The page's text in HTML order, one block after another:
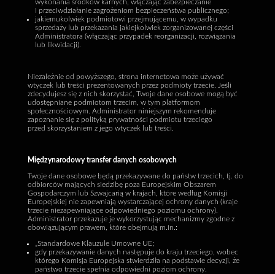
wykonania środków karnych, włączając zabezpieczanie
i przeciwdziałanie zagrożeniom bezpieczeństwa publicznego;
jakiemukolwiek podmiotowi przejmującemu, w wypadku
sprzedaży lub przekazania jakiejkolwiek zorganizowanej części
Administratora (włączając przypadek reorganizacji, rozwiązania
lub likwidacji).
Niezależnie od powyższego, strona internetowa może używać
wtyczek lub treści prezentowanych przez podmioty trzecie. Jeśli
zdecydujesz się z nich skorzystać, Twoje dane osobowe mogą być
udostępniane podmiotom trzecim, w tym platformom
społecznościowym. Administrator niniejszym rekomenduje
zapoznanie się z polityką prywatności podmiotu trzeciego
przed skorzystaniem z jego wtyczek lub treści.
Międzynarodowy transfer danych osobowych
Twoje dane osobowe będą przekazywane do państw trzecich, tj. do
odbiorców mających siedzibę poza Europejskim Obszarem
Gospodarczym lub Szwajcarią w krajach, które według Komisji
Europejskiej nie zapewniają wystarczającej ochrony danych (kraje
trzecie niezapewniające odpowiedniego poziomu ochrony).
Administrator przekazuje je wykorzystując mechanizmy zgodne z
obowiązującym prawem, które obejmują m.in.:
„Standardowe Klauzule Umowne UE;
gdy przekazywanie danych następuje do kraju trzeciego, wobec
którego Komisja Europejska stwierdziła na podstawie decyzji, że
państwo trzecie spełnia odpowiedni poziom ochrony.